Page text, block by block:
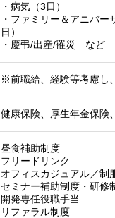
・病気（3日）
・ファミリー＆アニバ
日）
・慶弔/出産/罹災 など
※前職給、経験等考慮し
健康保険、厚生年金保険
昼食補助制度
フリードリンク
オフィスカジュアル／制
セミナー補助制度・研修
開発専任役職手当
リファラル制度